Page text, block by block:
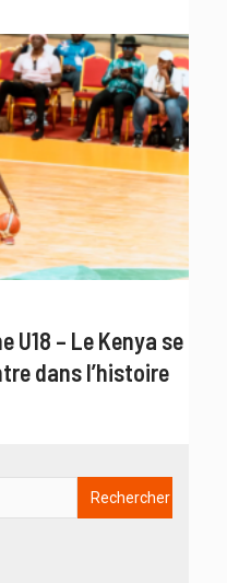
U18 – Le Kenya se
dans l’histoire